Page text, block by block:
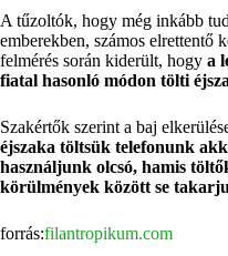
A tűzoltók, hogy még inkább
emberekben, számos elrettentő
felmérés során kiderült, hogy a
fiatal hasonló módon tölti
Szakértők szerint a baj
éjszaka töltsük telefonunk
használjunk olcsó, hamis
körülmények között se
forrás:filantropikum.com